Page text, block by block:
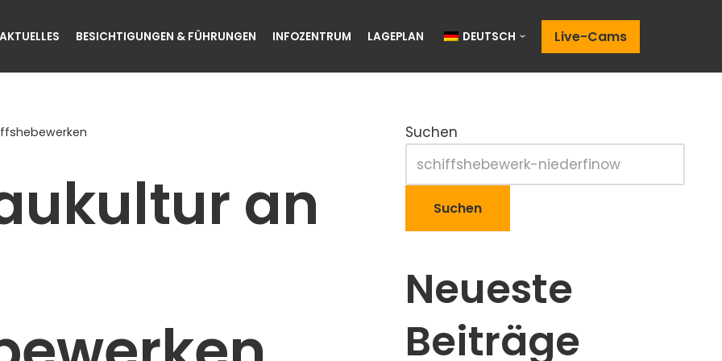
AKTUELLES BESICHTIGUNGEN & FÜHRUNGEN INFOZENTRUM LAGEPLAN DEUTSCH Live-Cams
an
Suchen
Suchen
Neueste
Beiträge